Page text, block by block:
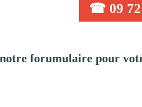
☎ 09 72
forumulaire pour